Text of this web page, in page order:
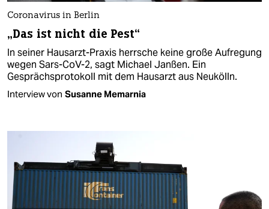
Coronavirus in Berlin
„Das ist nicht die Pest“
In seiner Hausarzt-Praxis herrsche keine große Aufregung
wegen Sars-CoV-2, sagt Michael Janßen. Ein
Gesprächsprotokoll mit dem Hausarzt aus Neukölln.
Interview von Susanne Memarnia